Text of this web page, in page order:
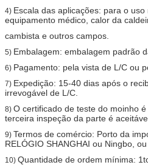
4) Escala das aplicações: para o
equipamento médico, calor da
cambista e outros campos.
5) Embalagem: embalagem padrão
6) Pagamento: pela vista de L/C ou
7) Expedição: 15-40 dias após o
irrevogável de L/C.
8) O certificado de teste do moinho
terceira inspeção da parte é
9) Termos de comércio: Porto da
RELÓGIO SHANGHAI ou Ningbo, ou
10) Quantidade de ordem mínima: